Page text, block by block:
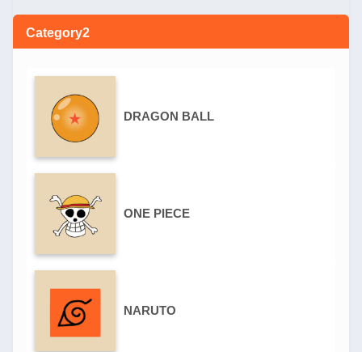
Category2
DRAGON BALL
ONE PIECE
NARUTO